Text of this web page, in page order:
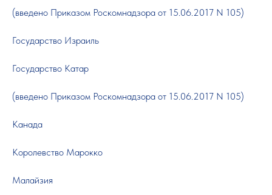
(введено Приказом Роскомнадзора от 15.06.2017 N 105)
Государство Израиль
Государство Катар
(введено Приказом Роскомнадзора от 15.06.2017 N 105)
Канада
Королевство Марокко
Малайзия